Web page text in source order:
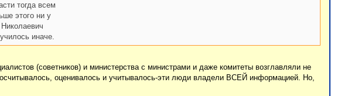
тогда всем
этого ни у
иначе.
(советников) и министерства с министрами и даже комитеты возглавляли не
оценивалось и учитывалось-эти люди владели ВСЕЙ информацией. Но,